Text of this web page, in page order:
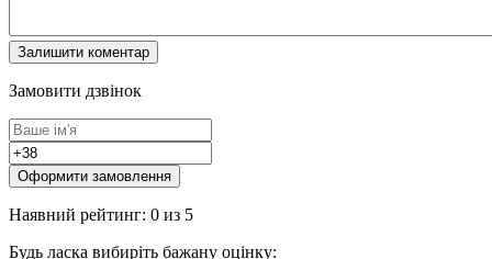
Замовити дзвінок
Оформити замовлення
Наявний рейтинг: 0 из 5
Будь ласка вибиріть бажану оцінку: